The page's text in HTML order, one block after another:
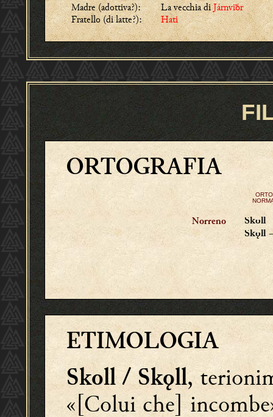
Madre (adottiva?):
Fratello (di latte?):
La vecchia diJárnviðr
Hati
ORTOGRAFIA
Norreno
Skoll
Skǫll
ETIMOLOGIA
Skoll / Skǫll,
«[Colui che]